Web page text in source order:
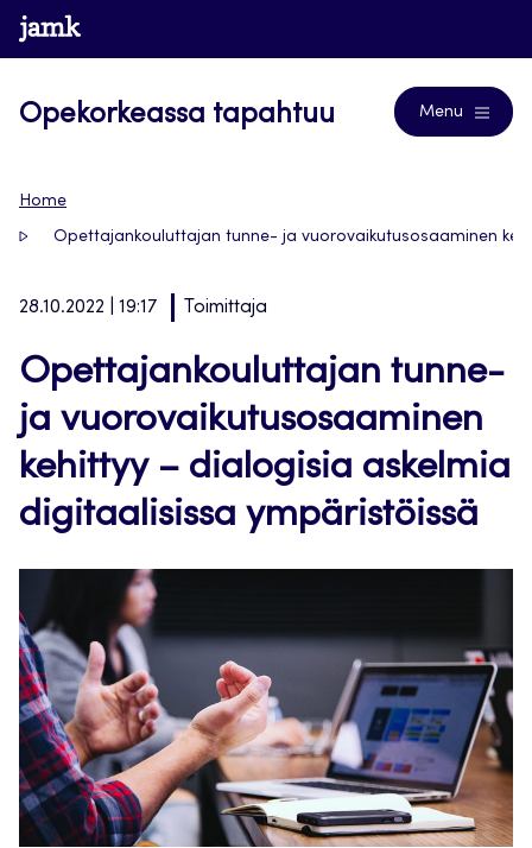
Siirry
suoraan
www.jamk.fi
Opekorkeassa tapahtuu Menu
Home
Opettajankouluttajan tunne- ja vuorovaikutusosaaminen
28.10.2022 | 19:17 Toimittaja
Opettajankouluttajan tunne-
ja vuorovaikutusosaaminen
kehittyy – dialogisia askelmia
digitaalisissa ympäristöissä